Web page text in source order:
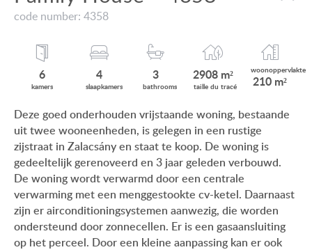
code number: 4358
6
kamers
4
slaapkamers
3
bathrooms
2908 m²
taille du tracé
woonoppervlakte
210 m²
Deze goed onderhouden vrijstaande woning, bestaande
uit twee wooneenheden, is gelegen in een rustige
zijstraat in Zalacsány en staat te koop. De woning is
gedeeltelijk gerenoveerd en 3 jaar geleden verbouwd.
De woning wordt verwarmd door een centrale
verwarming met een menggestookte cv-ketel. Daarnaast
zijn er airconditioningsystemen aanwezig, die worden
ondersteund door zonnecellen. Er is een gasaansluiting
op het perceel. Door een kleine aanpassing kan er ook
VIEW ON LAKE BALATON
NEAR THE THERMAL BATH
SWIMMING-POOL
MANSION WITH ANCIENT TREES
FAMILY HOUSE IN GREEN BELT
ONZE KLANTEN
AANKOOPINFORMATIE
GEBRUIKSEIGENDOM
IMPRESSUM
HU DE EN BE